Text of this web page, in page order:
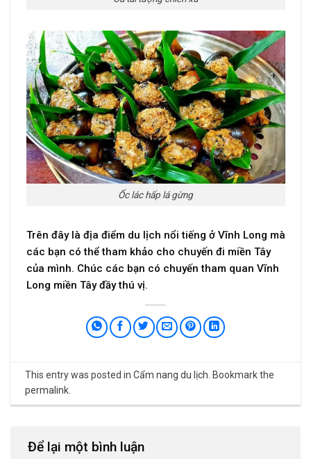
Ốc lác hấp lá gừng
Trên đây là địa điểm du lịch nổi tiếng ở Vĩnh Long mà
các bạn có thể tham khảo cho chuyến đi miền Tây
của mình. Chúc các bạn có chuyến tham quan Vĩnh
Long miền Tây đầy thú vị.
This entry was posted in Cẩm nang du lịch. Bookmark the
permalink.
Để lại một bình luận